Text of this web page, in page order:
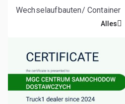
Wechselaufbauten/ Container
Alles